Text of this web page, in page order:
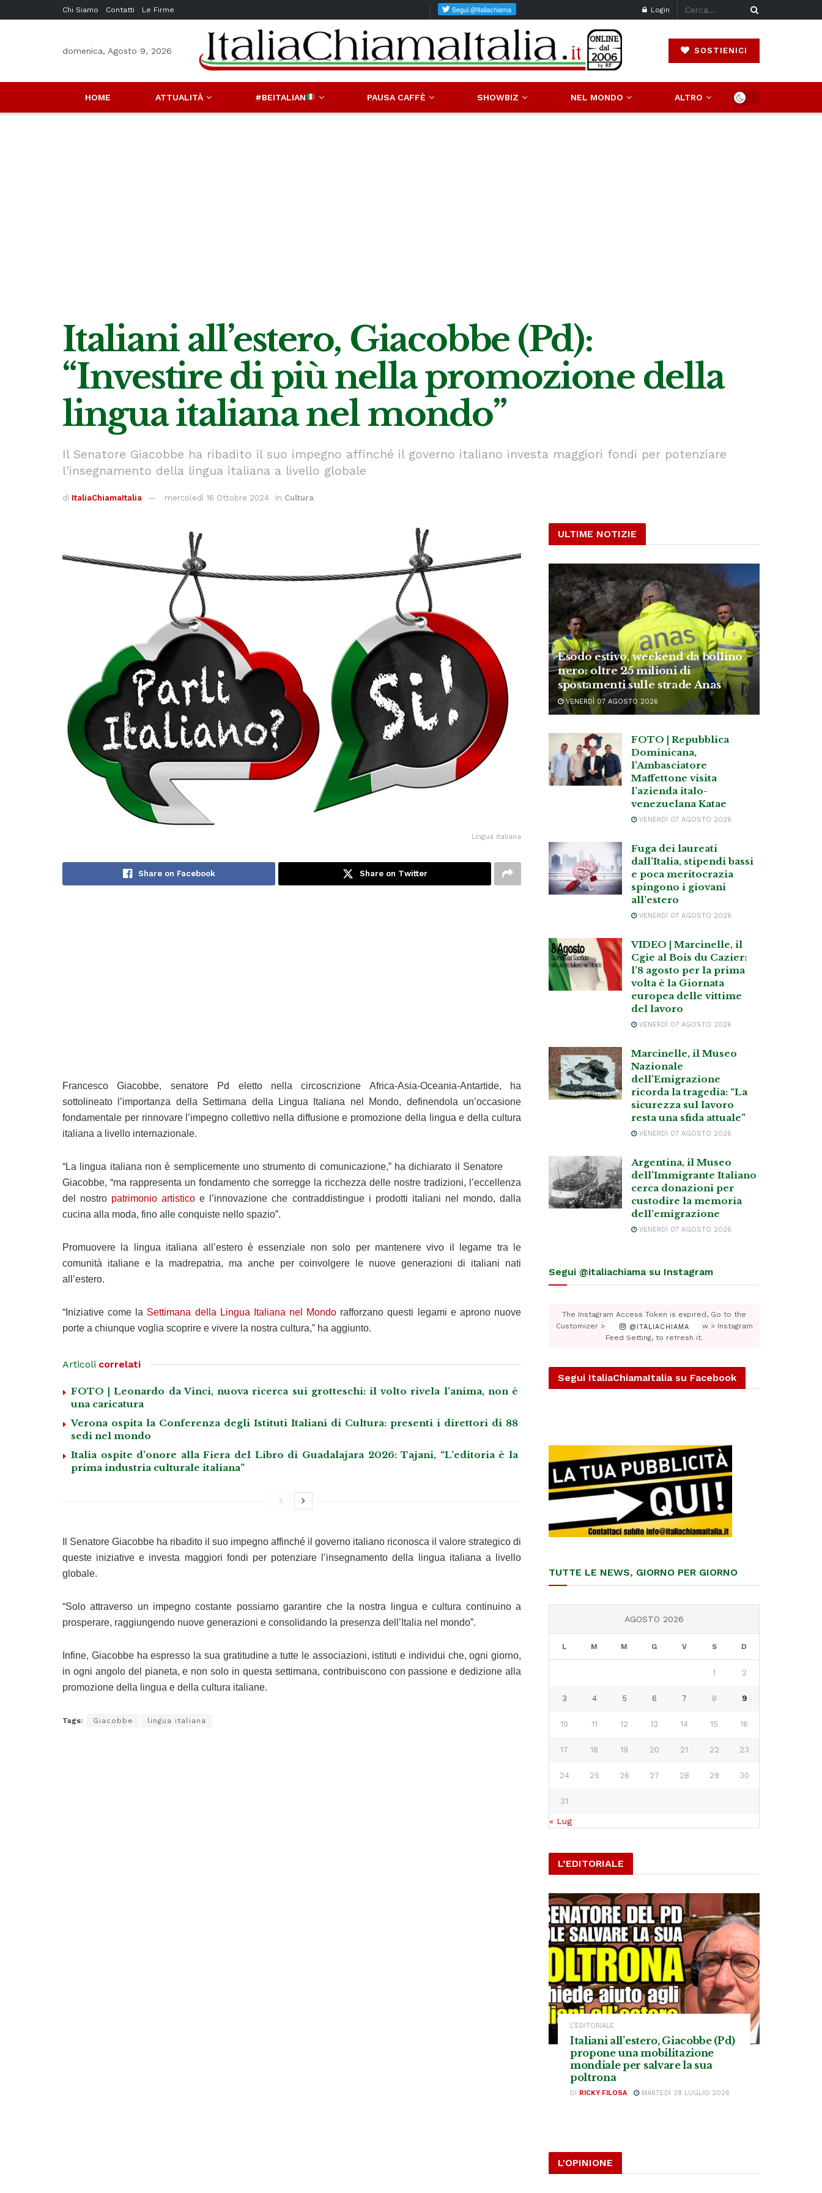
Chi Siamo Contatti Le Firme Login
domenica, Agosto 9, 2026 SOSTIENICI
HOME ATTUALITÀ #BEITALIAN PAUSA CAFFÈ SHOWBIZ NEL MONDO ALTRO
Italiani all’estero, Giacobbe (Pd):
“Investire di più nella promozione della
lingua italiana nel mondo”
Il Senatore Giacobbe ha ribadito il suo impegno affinché il governo italiano investa maggiori fondi per potenziare
l'insegnamento della lingua italiana a livello globale
di ItaliaChiamaItalia mercoledì 16 Ottobre 2024 in Cultura
Lingua italiana
Share on Facebook Share on Twitter
Francesco Giacobbe, senatore Pd eletto nella circoscrizione Africa-Asia-Oceania-Antartide, ha
sottolineato l’importanza della Settimana della Lingua Italiana nel Mondo, definendola un’occasione
fondamentale per rinnovare l’impegno collettivo nella diffusione e promozione della lingua e della cultura
italiana a livello internazionale.
“La lingua italiana non è semplicemente uno strumento di comunicazione,” ha dichiarato il Senatore
Giacobbe, “ma rappresenta un fondamento che sorregge la ricchezza delle nostre tradizioni, l’eccellenza
del nostro patrimonio artistico e l’innovazione che contraddistingue i prodotti italiani nel mondo, dalla
cucina alla moda, fino alle conquiste nello spazio”.
Promuovere la lingua italiana all’estero è essenziale non solo per mantenere vivo il legame tra le
comunità italiane e la madrepatria, ma anche per coinvolgere le nuove generazioni di italiani nati
all’estero.
“Iniziative come la Settimana della Lingua Italiana nel Mondo rafforzano questi legami e aprono nuove
porte a chiunque voglia scoprire e vivere la nostra cultura,” ha aggiunto.
Articoli correlati
FOTO | Leonardo da Vinci, nuova ricerca sui grotteschi: il volto rivela l’anima, non è
una caricatura
Verona ospita la Conferenza degli Istituti Italiani di Cultura: presenti i direttori di 88
sedi nel mondo
Italia ospite d’onore alla Fiera del Libro di Guadalajara 2026: Tajani, “L’editoria è la
prima industria culturale italiana”
Il Senatore Giacobbe ha ribadito il suo impegno affinché il governo italiano riconosca il valore strategico di
queste iniziative e investa maggiori fondi per potenziare l’insegnamento della lingua italiana a livello
globale.
“Solo attraverso un impegno costante possiamo garantire che la nostra lingua e cultura continuino a
prosperare, raggiungendo nuove generazioni e consolidando la presenza dell’Italia nel mondo”.
Infine, Giacobbe ha espresso la sua gratitudine a tutte le associazioni, istituti e individui che, ogni giorno,
in ogni angolo del pianeta, e non solo in questa settimana, contribuiscono con passione e dedizione alla
promozione della lingua e della cultura italiane.
Tags: Giacobbe lingua italiana
ULTIME NOTIZIE
Esodo estivo, weekend da bollino
nero: oltre 25 milioni di
spostamenti sulle strade Anas
VENERDÌ 07 AGOSTO 2026
FOTO | Repubblica
Dominicana,
l’Ambasciatore
Maffettone visita
l’azienda italo-
venezuelana Katae
VENERDÌ 07 AGOSTO 2026
Fuga dei laureati
dall’Italia, stipendi bassi
e poca meritocrazia
spingono i giovani
all’estero
VENERDÌ 07 AGOSTO 2026
VIDEO | Marcinelle, il
Cgie al Bois du Cazier:
l’8 agosto per la prima
volta è la Giornata
europea delle vittime
del lavoro
VENERDÌ 07 AGOSTO 2026
Marcinelle, il Museo
Nazionale
dell’Emigrazione
ricorda la tragedia: “La
sicurezza sul lavoro
resta una sfida attuale”
VENERDÌ 07 AGOSTO 2026
Argentina, il Museo
dell’Immigrante Italiano
cerca donazioni per
custodire la memoria
dell’emigrazione
VENERDÌ 07 AGOSTO 2026
Segui @italiachiama su Instagram
@ITALIACHIAMA
The Instagram Access Token is expired, Go to the
Customizer > JNews : Social, Like & View > Instagram
Feed Setting, to refresh it.
Segui ItaliaChiamaItalia su Facebook
TUTTE LE NEWS, GIORNO PER GIORNO
AGOSTO 2026
L M M G V S D
1 2
3 4 5 6 7 8 9
10 11 12 13 14 15 16
17 18 19 20 21 22 23
24 25 26 27 28 29 30
31
« Lug
L’EDITORIALE
L’EDITORIALE
Italiani all’estero, Giacobbe (Pd)
propone una mobilitazione
mondiale per salvare la sua
poltrona
DI RICKY FILOSA MARTEDÌ 28 LUGLIO 2026
L'OPINIONE